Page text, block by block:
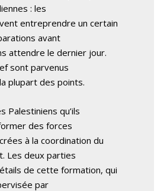
: les
entreprendre un certain
avant
attendre le dernier jour.
sont parvenus
plupart des points.
Palestiniens qu’ils
des forces
à la coordination du
Les deux parties
de cette formation, qui
par